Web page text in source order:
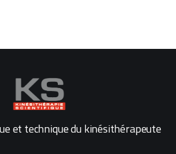
et technique du kinésithérapeute